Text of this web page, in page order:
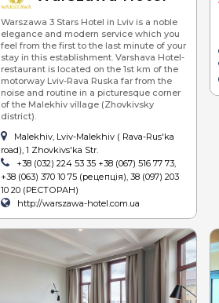
середземноморська
вегетеріанська
Warszawa 3 Stars Hotel in Lviv is a noble
elegance and modern service which you
feel from the first to the last minute of your
stay in this establishment. Varshava Hotel-
restaurant is located on the 1st km of the
motorway Lviv-Rava Ruska far from the
noise and routine in a picturesque corner
of the Malekhiv village (Zhovkivsky
district).
Malekhiv, Lviv-Malekhiv ( Rava-Rus'ka
road), 1 Zhovkivs'ka Str.
+38 (032) 224 53 35 +38 (067) 516 77 73,
+38 (063) 370 10 75 (рецепція), 38 (097) 203
10 20 (РЕСТОРАН)
http://warszawa-hotel.com.ua